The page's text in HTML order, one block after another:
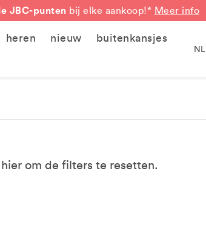
JBC-punten bij elke aankoop!* Meer info
heren nieuw buitenkansjes
NL
hier om de filters te resetten.